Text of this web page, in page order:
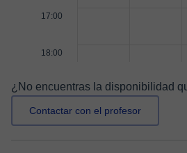
17:00
18:00
¿No encuentras la disponibilidad
Contactar con el profesor